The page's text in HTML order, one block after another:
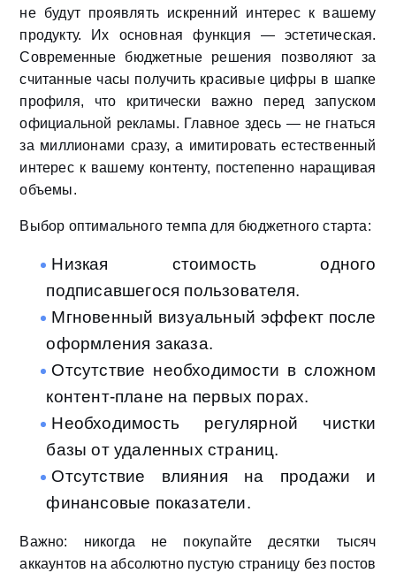
не будут проявлять искренний интерес к вашему
продукту. Их основная функция — эстетическая.
Современные бюджетные решения позволяют за
считанные часы получить красивые цифры в шапке
профиля, что критически важно перед запуском
официальной рекламы. Главное здесь — не гнаться
за миллионами сразу, а имитировать естественный
интерес к вашему контенту, постепенно наращивая
объемы.
Выбор оптимального темпа для бюджетного старта:
Низкая стоимость одного
подписавшегося пользователя.
Мгновенный визуальный эффект после
оформления заказа.
Отсутствие необходимости в сложном
контент-плане на первых порах.
Необходимость регулярной чистки
базы от удаленных страниц.
Отсутствие влияния на продажи и
финансовые показатели.
Важно: никогда не покупайте десятки тысяч
аккаунтов на абсолютно пустую страницу без постов